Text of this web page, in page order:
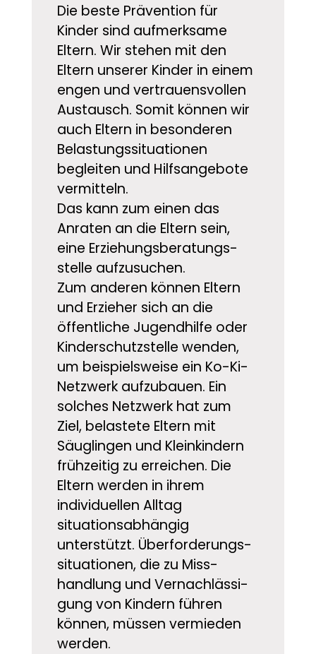
Die beste Prävention für
Kinder sind aufmerksame
Eltern. Wir stehen mit den
Eltern unserer Kinder in einem
engen und vertrauensvollen
Austausch. Somit können wir
auch Eltern in besonderen
Belastungs­situationen
begleiten und Hilfsangebote
vermitteln.
Das kann zum einen das
Anraten an die Eltern sein,
eine Erziehungs­beratungs­
stelle aufzusuchen.
Zum anderen können Eltern
und Erzieher sich an die
öffentliche Jugendhilfe oder
Kinder­schutz­stelle wenden,
um beispielsweise ein Ko-Ki-
Netzwerk aufzubauen. Ein
solches Netzwerk hat zum
Ziel, belastete Eltern mit
Säuglingen und Kleinkindern
frühzeitig zu erreichen. Die
Eltern werden in ihrem
individuellen Alltag
situationsabhängig
unterstützt. Überforderungs­
situationen, die zu Miss­
handlung und Vernach­lässi­
gung von Kindern führen
können, müssen vermieden
werden.